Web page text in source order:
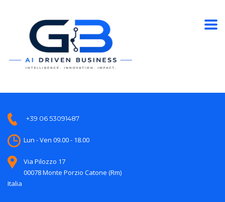
+39 06 53091487
Lun - Ven 09.00 - 18.00
Via Pilozzo 17
00078 Monte Porzio Catone (Rm)
Italia